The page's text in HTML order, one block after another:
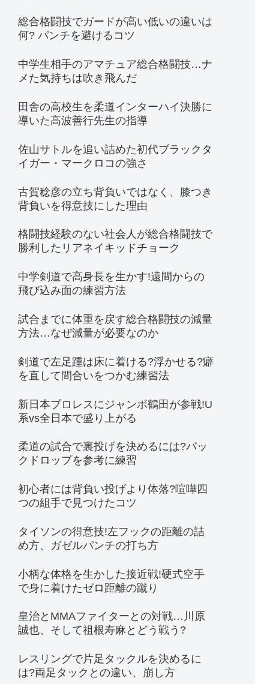
総合格闘技でガードが高い低いの違いは
何? パンチを避けるコツ
中学生相手のアマチュア総合格闘技…ナ
メた気持ちは吹き飛んだ
田舎の高校生を柔道インターハイ決勝に
導いた高波善行先生の指導
佐山サトルを追い詰めた初代ブラックタ
イガー・マークロコの強さ
古賀稔彦の立ち背負いではなく、膝つき
背負いを得意技にした理由
格闘技経験のない社会人が総合格闘技で
勝利したリアネイキッドチョーク
中学剣道で高身長を生かす!遠間からの
飛び込み面の練習方法
試合までに体重を戻す総合格闘技の減量
方法…なぜ減量が必要なのか
剣道で左足踵は床に着ける?浮かせる?癖
を直して間合いをつかむ練習法
新日本プロレスにジャンボ鶴田が参戦!U
系vs全日本で盛り上がる
柔道の試合で裏投げを決めるには?バッ
クドロップを参考に練習
初心者には背負い投げより体落?喧嘩四
つの組手で見つけたコツ
タイソンの得意技!左フックの距離の詰
め方、ガゼルパンチの打ち方
小柄な体格を生かした接近戦!硬式空手
で身に着けたゼロ距離の蹴り
皇治とMMAファイターとの対戦…川原
誠也、そして祖根寿麻とどう戦う?
レスリングで片足タックルを決めるに
は?両足タックとの違い、崩し方